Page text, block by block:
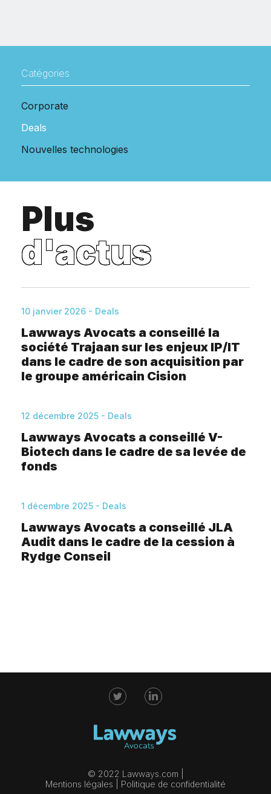
Catégories
Corporate
Deals
Nouvelles technologies
Plus
d'actus
10 janvier 2026 - Deals
Lawways Avocats a conseillé la
société Trajaan sur les enjeux IP/IT
dans le cadre de son acquisition par
le groupe américain Cision
12 décembre 2025 - Deals
Lawways Avocats a conseillé V-
Biotech dans le cadre de sa levée de
fonds
1 décembre 2025 - Deals
Lawways Avocats a conseillé JLA
Audit dans le cadre de la cession à
Rydge Conseil
© 2022 Lawways.com |
Mentions légales
Politique de confidentialité